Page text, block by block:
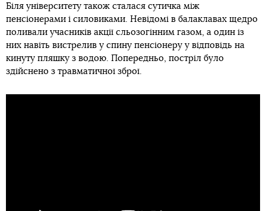
Біля університету також сталася сутичка між
пенсіонерами і силовиками. Невідомі в балаклавах щедро
поливали учасників акції сльозогінним газом, а один із
них навіть вистрелив у спину пенсіонеру у відповідь на
кинуту пляшку з водою. Попередньо, постріл було
здійснено з травматичної зброї.